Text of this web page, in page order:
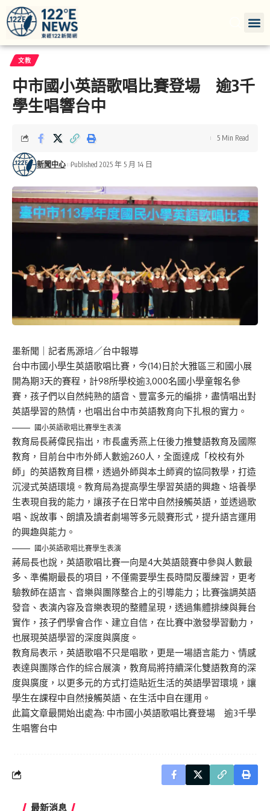
文教
中市國小英語歌唱比賽登場 逾3千
學生唱響台中
新聞中心 Published 2025 年 5 月 14 日
5 Min Read
墨新聞 ｜記者馬源培／台中報導
台中市國小學生英語歌唱比賽，今(14)日於大雅區三和國小展
開為期3天的賽程，計98所學校逾3,000名國小學童報名參
賽，孩子們以自然純熟的語音、豐富多元的編排，盡情唱出對
英語學習的熱情，也唱出台中市英語教育向下扎根的實力。
國小英語歌唱比賽學生表演
教育局長蔣偉民指出，市長盧秀燕上任後力推雙語教育及國際
教育，目前台中市外師人數逾260人，全面達成「校校有外
師」的英語教育目標，透過外師與本土師資的協同教學，打造
沉浸式英語環境。教育局為提高學生學習英語的興趣、培養學
生表現自我的能力，讓孩子在日常中自然接觸英語，並透過歌
唱、說故事、朗讀及讀者劇場等多元競賽形式，提升語言運用
的興趣與能力。
國小英語歌唱比賽學生表演
蔣局長也說，英語歌唱比賽一向是4大英語競賽中參與人數最
多、準備期最長的項目，不僅需要學生長時間反覆練習，更考
驗教師在語言、音樂與團隊整合上的引導能力；比賽強調英語
發音、表演內容及音樂表現的整體呈現，透過集體排練與舞台
實作，孩子們學會合作、建立自信，在比賽中激發學習動力，
也展現英語學習的深度與廣度。
教育局表示，英語歌唱不只是唱歌，更是一場語言能力、情感
表達與團隊合作的綜合展演，教育局將持續深化雙語教育的深
度與廣度，以更多元的方式打造貼近生活的英語學習環境，讓
學生在課程中自然接觸英語、在生活中自在運用。
此篇文章最開始出處為: 中市國小英語歌唱比賽登場 逾3千學
生唱響台中
最新消息